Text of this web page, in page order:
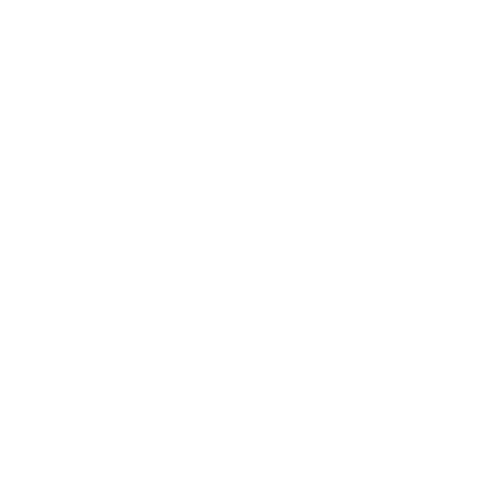
vybudoval
dodavatele